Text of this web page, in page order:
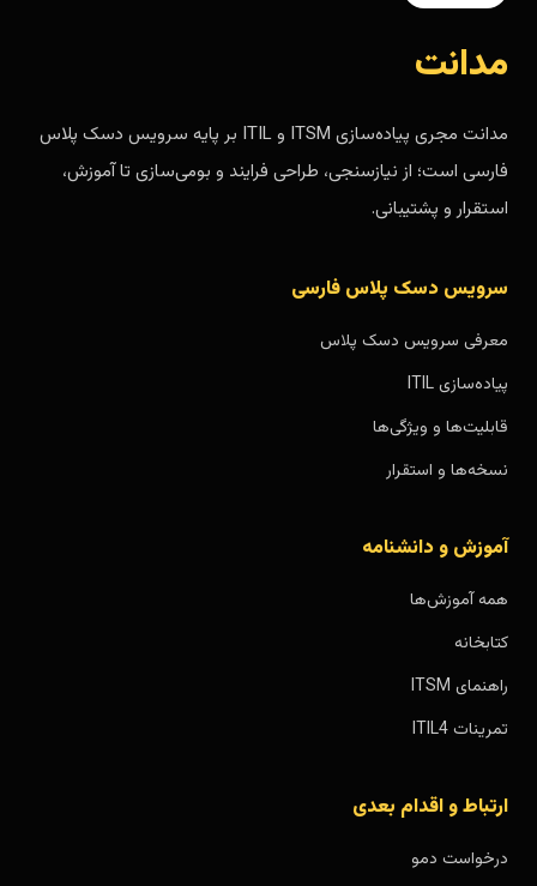
مدانت
مدانت مجری پیاده‌سازی ITSM و ITIL بر پایه سرویس دسک پلاس
فارسی است؛ از نیازسنجی، طراحی فرایند و بومی‌سازی تا آموزش،
استقرار و پشتیبانی.
سرویس دسک پلاس فارسی
معرفی سرویس دسک پلاس
پیاده‌سازی ITIL
قابلیت‌ها و ویژگی‌ها
نسخه‌ها و استقرار
آموزش و دانشنامه
همه آموزش‌ها
کتابخانه
راهنمای ITSM
تمرینات ITIL4
ارتباط و اقدام بعدی
درخواست دمو